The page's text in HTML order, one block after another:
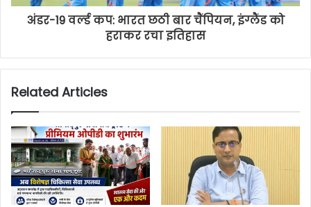
अंडर-19 वर्ल्ड कप: भारत छठी बार चैंपियन, इंग्लैंड को
हराकर रचा इतिहास
Related Articles